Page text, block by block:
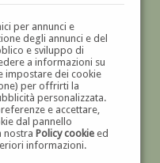
per annunci e
degli annunci e del
e sviluppo di
a informazioni su
impostare dei cookie
per offrirti la
personalizzata.
e accettare,
dal pannello
nostra Policy cookieed
informazioni.
'800 E '900